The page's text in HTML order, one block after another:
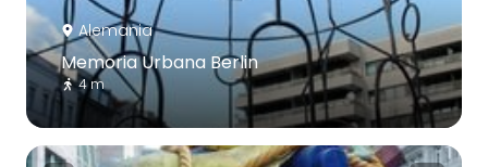
Alemania
Memoria Urbana Berlin
4 m